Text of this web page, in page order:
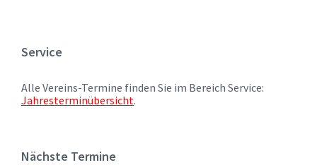
Service
Alle Vereins-Termine finden Sie im Bereich Service:
Jahresterminübersicht.
Nächste Termine